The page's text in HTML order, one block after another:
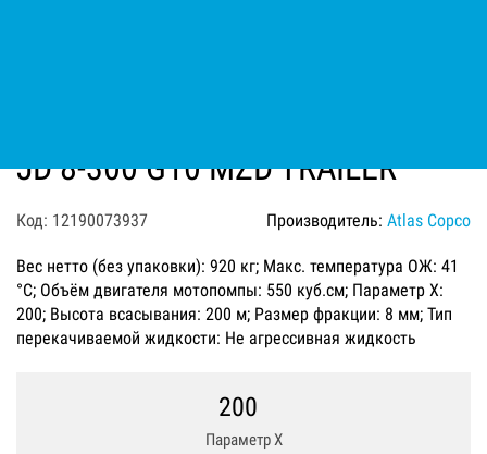
JD 8-300 G10 MZD TRAILER
Код: 12190073937 Производитель: Atlas Copco
Вес нетто (без упаковки): 920 кг; Макс. температура ОЖ: 41
°C; Объём двигателя мотопомпы: 550 куб.см; Параметр Х:
200; Высота всасывания: 200 м; Размер фракции: 8 мм; Тип
перекачиваемой жидкости: Не агрессивная жидкость
200
Параметр Х